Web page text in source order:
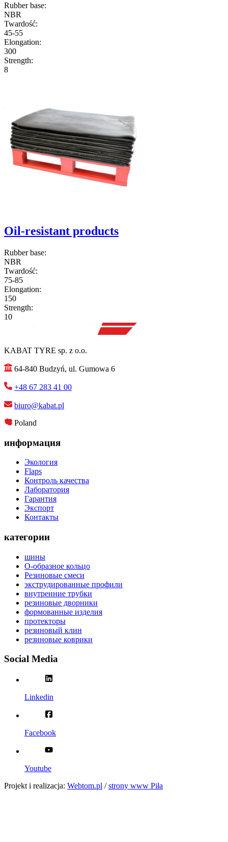
Rubber base:
NBR
Twardość:
45-55
Elongation:
300
Strength:
8
Oil-resistant products
Rubber base:
NBR
Twardość:
75-85
Elongation:
150
Strength:
10
KABAT TYRE sp. z o.o.
64-840 Budzyń, ul. Gumowa 6
+48 67 283 41 00
biuro@kabat.pl
Poland
информация
Экология
Flaps
Контроль качества
Лаборатория
Гарантия
Экспорт
Контакты
категории
шины
О-образное кольцо
Резиновые смеси
экструдированные профили
внутренние трубки
резиновые дворники
формованные изделия
протекторы
резиновый клин
резиновые коврики
Social Media
Linkedin
Facebook
Youtube
Projekt i realizacja: Webtom.pl / strony www Piła